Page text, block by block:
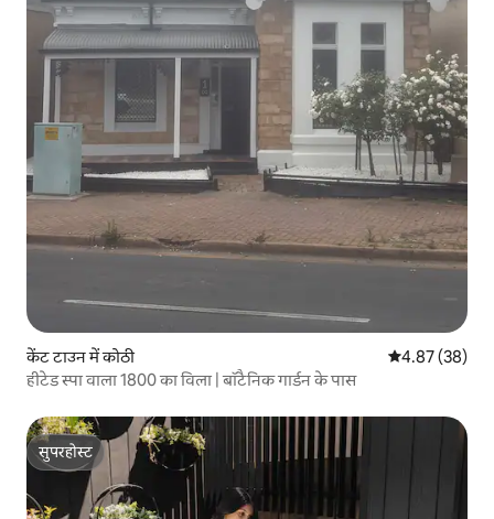
केंट टाउन में कोठी औसत रेटिंग 5 में
4.87 (38)
हीटेड स्पा वाला 1800 का विला | बॉटैनिक गार्डन के पास
सुपरहोस्ट
सुपरहोस्ट